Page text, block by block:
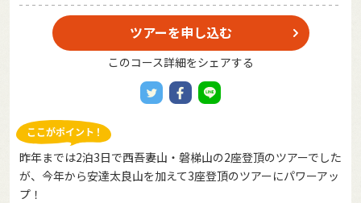
ツアーを申し込む
このコース詳細をシェアする
昨年までは2泊3日で西吾妻山・磐梯山の2座登頂のツアーでした
が、今年から安達太良山を加えて3座登頂のツアーにパワーアッ
プ！